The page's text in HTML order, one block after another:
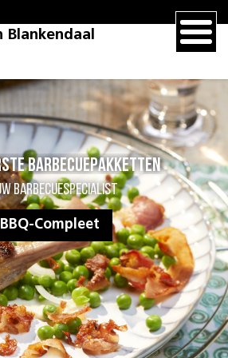
barbecuepakketten
barbecuespecialist
BBQ-Compleet